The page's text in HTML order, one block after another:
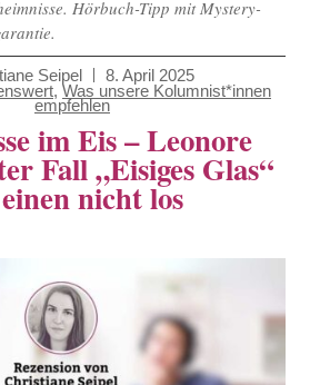
Hörbuch-Tipp mit Mystery-
Seipel
8. April 2025
, Was unsere Kolumnist*innen
empfehlen
im Eis – Leonore
Fall „Eisiges Glas“
nicht los